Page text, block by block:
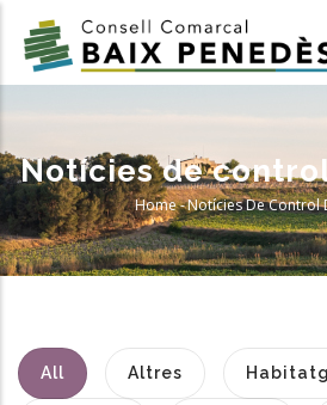
main
Notícies de
Home-Notícies De Control
All Altres